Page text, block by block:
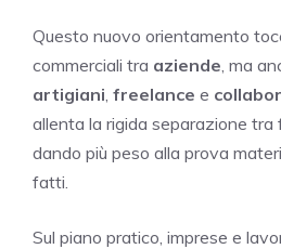
Questo nuovo orientamento
commerciali tra aziende , ma
artigiani freelance e
allenta la rigida separazione tra
dando più peso alla prova
fatti.
Sul piano pratico, imprese e